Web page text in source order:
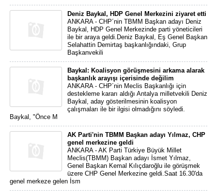
Deniz Baykal, HDP Genel Merkezini ziyaret etti
ANKARA - CHP´nin TBMM Başkan adayı Deniz
Baykal, HDP Genel Merkezinde parti yöneticileri
ile bir araya geldi.Deniz Baykal, Eş Genel Başkan
Selahattin Demirtaş başkanlığındaki, Grup
Başkanvekili
Baykal: Koalisyon görüşmesini arkama alarak
başkanlık arayışı içerisinde değilim
ANKARA - CHP´nin Meclis Başkanlığı için
destekleme kararı aldığı Antalya milletvekili Deniz
Baykal, aday gösterilmesinin koalisyon
çalışmaları ile bir ilgisi olmadığını söyledi.
Baykal, "Önce M
AK Parti'nin TBMM Başkan adayı Yılmaz, CHP
genel merkezine geldi
ANKARA - AK Parti Türkiye Büyük Millet
Meclis(TBMM) Başkan adayı İsmet Yılmaz,
Genel Başkan Kemal Kılıçdaroğlu ile görüşmek
üzere CHP Genel Merkezine geldi.Saat 16.30'da
genel merkeze gelen İsm